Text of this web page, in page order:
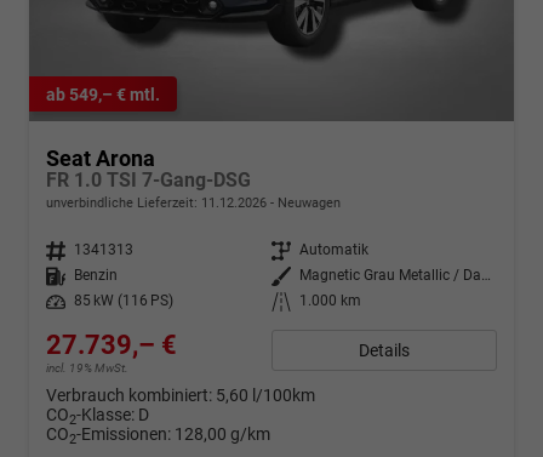
ab 549,– € mtl.
Seat Arona
FR 1.0 TSI 7-Gang-DSG
unverbindliche Lieferzeit: 11.12.2026 Neuwagen
Fahrzeugnr. 1341313 Getriebe Automatik
Kraftstoff
Benzin Außenfarbe
Magnetic Grau Metallic / Dach in Midnight Schwarz Metallic
Leistung
85 kW (116 PS) Kilometerstand 1.000 km
27.739,– €
incl. 19% MwSt.
Details
Verbrauch kombiniert: 5,60 l/100km
CO2-Klasse: D
CO2-Emissionen: 128,00 g/km